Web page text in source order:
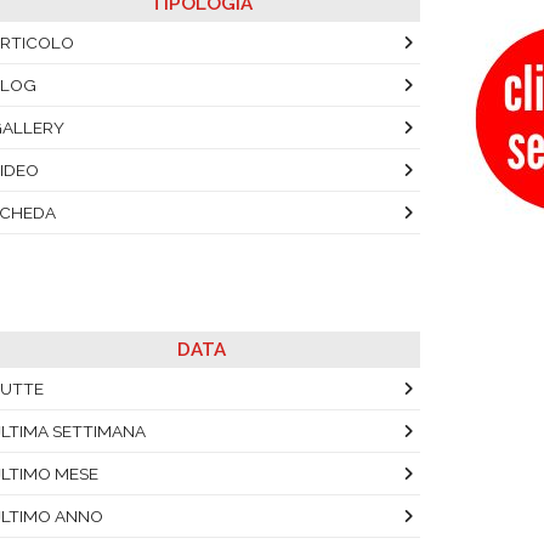
DATA
SETTIMANA
MESE
ANNO